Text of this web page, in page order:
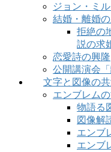
ジョン・ミ
結婚・離婚
拒絶の
説の求
恋愛詩の興隆
公開講演会
文字と図像の
エンブレム
物語る
図像解
エンブ
エンブ